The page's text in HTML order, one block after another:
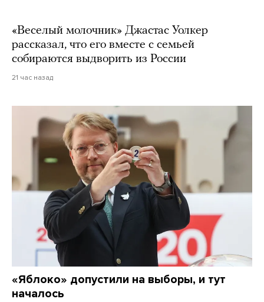
«Веселый молочник» Джастас Уолкер
рассказал, что его вместе с семьей
собираются выдворить из России
21 час назад
«Яблоко» допустили на выборы, и тут
началось